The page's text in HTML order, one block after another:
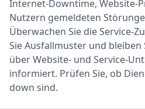
Internet-Downtime, Website-
Nutzern gemeldeten
Überwachen Sie die Service-
Sie Ausfallmuster und bleiben
über Website- und Service-
informiert. Prüfen Sie, ob
down sind.